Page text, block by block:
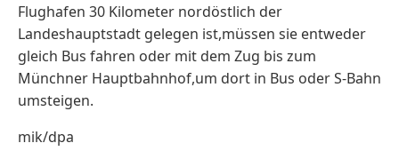
Flughafen 30 Kilometer nordöstlich der
Landeshauptstadt gelegen ist,müssen sie entweder
gleich Bus fahren oder mit dem Zug bis zum
Münchner Hauptbahnhof,um dort in Bus oder S-Bahn
umsteigen.
mik/dpa